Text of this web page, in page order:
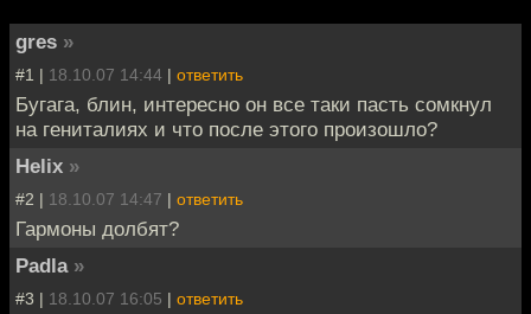
gres »
#1 | 18.10.07 14:44 | ответить
Бугага, блин, интересно он все таки пасть сомкнул
на гениталиях и что после этого произошло?
Helix »
#2 | 18.10.07 14:47 | ответить
Гармоны долбят?
Padla »
#3 | 18.10.07 16:05 | ответить